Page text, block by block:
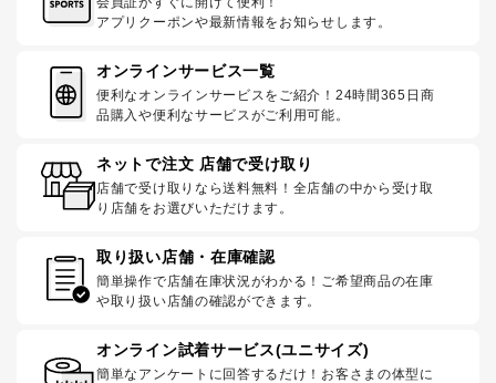
アプリクーポンや最新情報をお知らせします。
オンラインサービス一覧
便利なオンラインサービスをご紹介！24時間365日商
品購入や便利なサービスがご利用可能。
ネットで注文 店舗で受け取り
店舗で受け取りなら送料無料！全店舗の中から受け取
り店舗をお選びいただけます。
取り扱い店舗・在庫確認
簡単操作で店舗在庫状況がわかる！ご希望商品の在庫
や取り扱い店舗の確認ができます。
オンライン試着サービス(ユニサイズ)
簡単なアンケートに回答するだけ！お客さまの体型に